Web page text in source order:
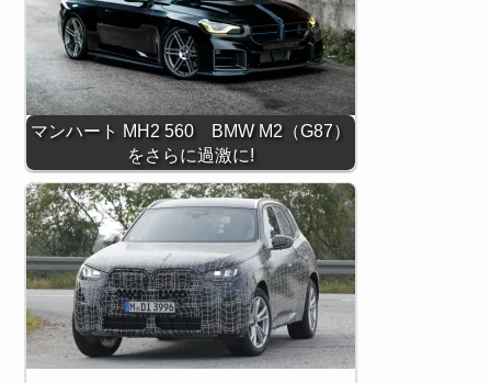
マンハート MH2 560 BMW M2（G87）
をさらに過激に!